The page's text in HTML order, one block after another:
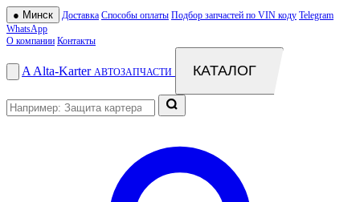
● Минск Доставка Способы оплаты Подбор запчастей по VIN коду Telegram
WhatsApp
О компании Контакты
A Alta-Karter АВТОЗАПЧАСТИ КАТАЛОГ